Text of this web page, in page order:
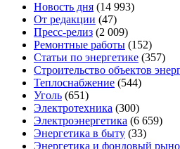
Новость дня (14 993)
От редакции (47)
Пресс-релиз (2 009)
Ремонтные работы (152)
Статьи по энергетике (357)
Строительство объектов
Теплоснабжение (544)
Уголь (651)
Электротехника (300)
Электроэнергетика (6 659)
Энергетика в быту (33)
Энергетика и фондовый